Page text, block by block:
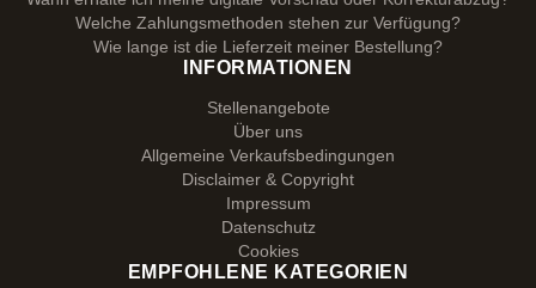
Welche Zahlungsmethoden stehen zur Verfügung?
Wie lange ist die Lieferzeit meiner Bestellung?
INFORMATIONEN
Stellenangebote
Über uns
Allgemeine Verkaufsbedingungen
Disclaimer & Copyright
Impressum
Datenschutz
Cookies
EMPFOHLENE KATEGORIEN